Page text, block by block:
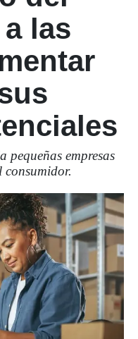
las
pequeñas empresas
consumidor.